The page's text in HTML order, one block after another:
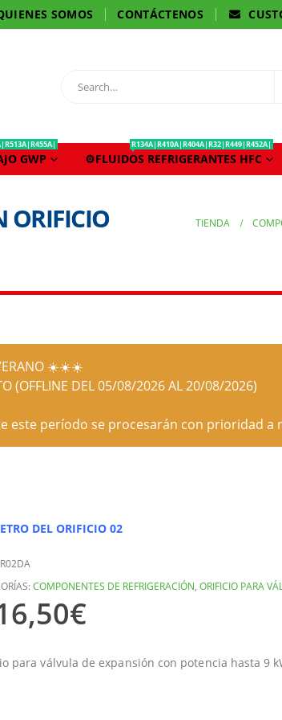
SOMOS CONTÁCTENOS
GWP ⚙️FLUIDOS REFRIGERANTES HFC
R134A|R410A|R404A|R32|R449|R452A|
ORIFICIO TIENDA
☀️☀️☀️
(OFFLINE DEL 05/08/2026 AL 20/08/2026)
este período se procesarán con prioridad a
DEL ORIFICIO 02
COMPONENTES DE REFRIGERACIÓN, ORIFICIO PARA
€
para válvula de expansión con potencia hasta 9